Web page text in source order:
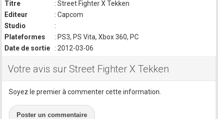
Titre
: Street Fighter X Tekken
Editeur
: Capcom
Studio
:
Plateformes
: PS3, PS Vita, Xbox 360, PC
Date de sortie
: 2012-03-06
Votre avis sur Street Fighter X Tekken
Soyez le premier à commenter cette information.
Poster un commentaire